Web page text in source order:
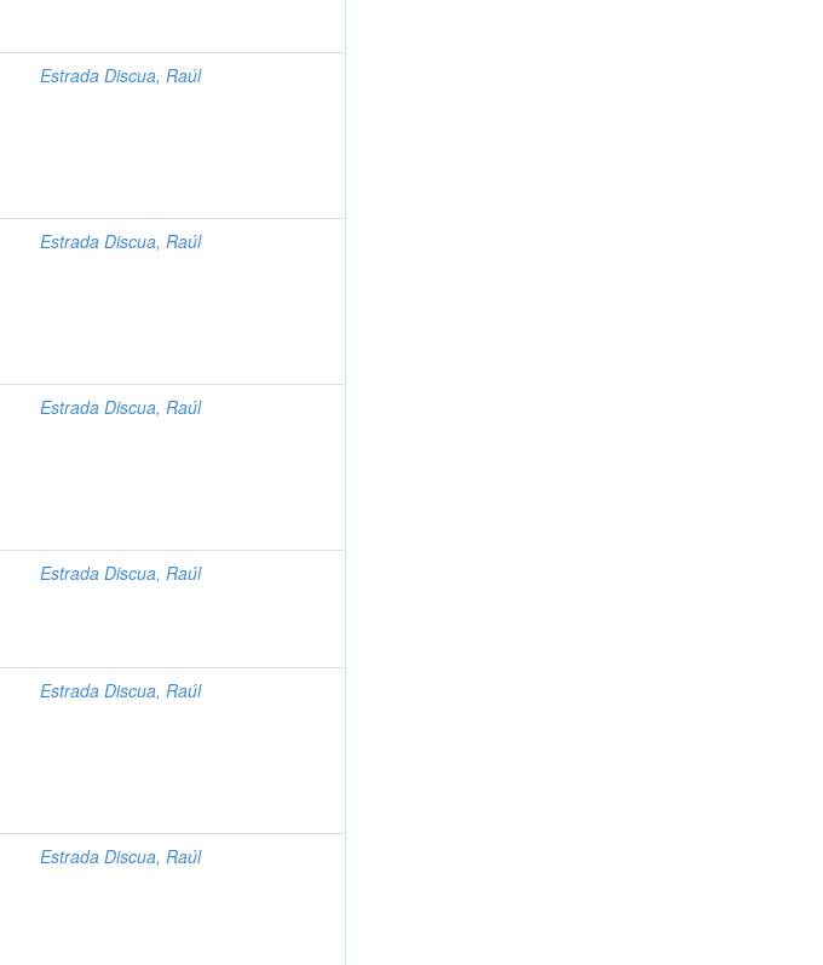
Estrada Discua, Raúl
Estrada Discua, Raúl
Estrada Discua, Raúl
Estrada Discua, Raúl
Estrada Discua, Raúl
Estrada Discua, Raúl